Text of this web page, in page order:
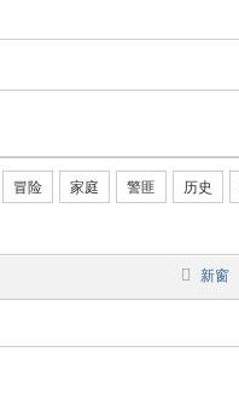
冒险 家庭 警匪 历史
新窗